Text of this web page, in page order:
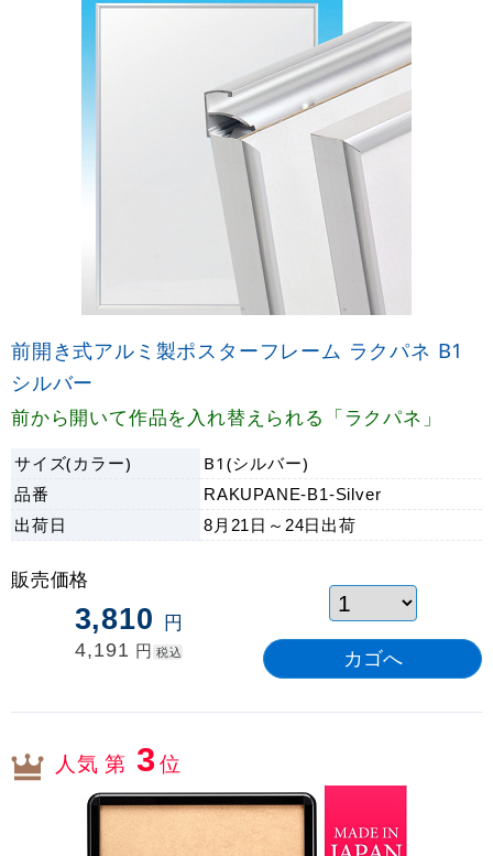
前開き式アルミ製ポスターフレーム ラクパネ B1
シルバー
前から開いて作品を入れ替えられる「ラクパネ」
サイズ(カラー)
B1(シルバー)
品番
RAKUPANE-B1-Silver
出荷日 8月21日～24日 出荷
販売価格
3,810 円
4,191 円 税込
人気 第 3位